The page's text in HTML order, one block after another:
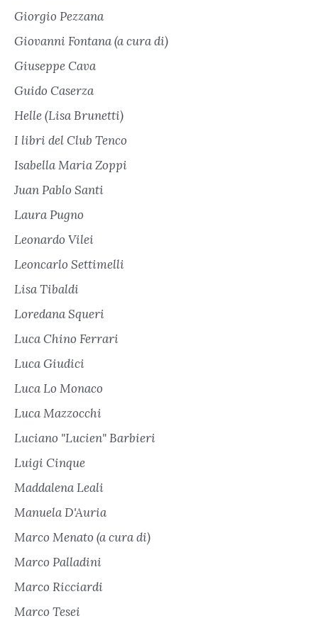
Giorgio Pezzana
Giovanni Fontana (a cura di)
Giuseppe Cava
Guido Caserza
Helle (Lisa Brunetti)
I libri del Club Tenco
Isabella Maria Zoppi
Juan Pablo Santi
Laura Pugno
Leonardo Vilei
Leoncarlo Settimelli
Lisa Tibaldi
Loredana Squeri
Luca Chino Ferrari
Luca Giudici
Luca Lo Monaco
Luca Mazzocchi
Luciano "Lucien" Barbieri
Luigi Cinque
Maddalena Leali
Manuela D'Auria
Marco Menato (a cura di)
Marco Palladini
Marco Ricciardi
Marco Tesei